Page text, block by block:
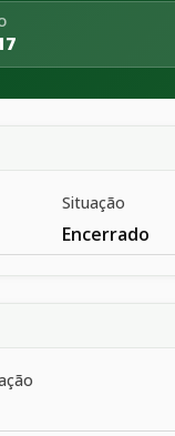
Situação
Encerrado